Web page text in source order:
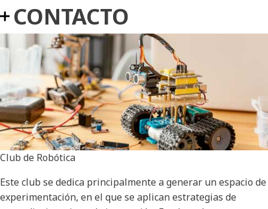
CONTACTO
Club de Robótica
Este club se dedica principalmente a generar un espacio de
experimentación, en el que se aplican estrategias de